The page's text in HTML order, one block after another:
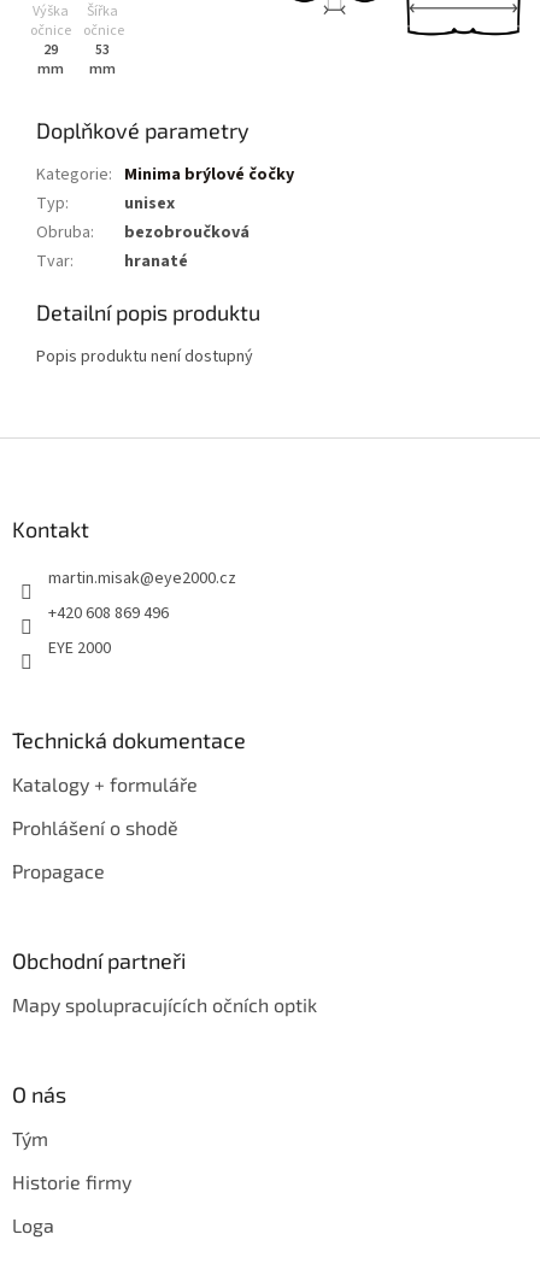
Výška
očnice
29
mm
Šířka
očnice
53
mm
Doplňkové parametry
Kategorie: Minima brýlové čočky
Typ:
unisex
Obruba:
bezobroučková
Tvar: hranaté
Detailní popis produktu
Popis produktu není dostupný
Kontakt
martin.misak@eye2000.cz
+420 608 869 496
EYE 2000
Technická dokumentace
Katalogy + formuláře
Prohlášení o shodě
Propagace
Obchodní partneři
Mapy spolupracujících očních optik
O nás
Tým
Historie firmy
Loga